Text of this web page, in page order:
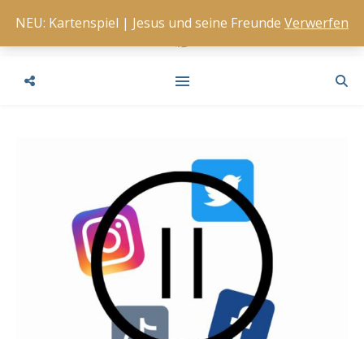
NEU: Kartenspiel | Jesus und seine Freunde Verwerfen